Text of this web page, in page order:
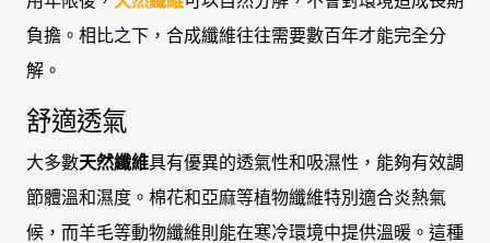
負擔。相比之下，合成纖維往往需要數百年才能完全分
解。
舒適透氣
大多數天然纖維具有優異的透氣性和吸濕性，能夠有效調
節體溫和濕度。棉花和亞麻等植物纖維特別適合炎熱氣
候，而羊毛等動物纖維則能在寒冷環境中提供溫暖。這種